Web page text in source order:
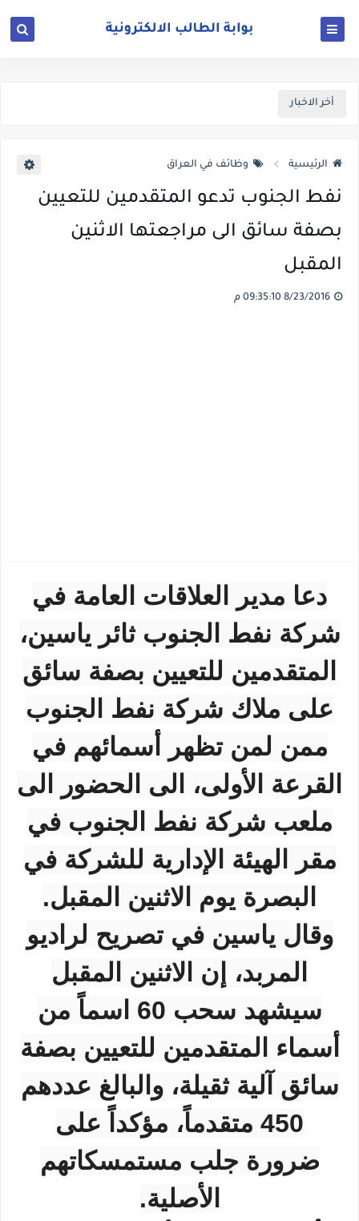
أخر الاخبار
الرئيسية وظائف في العراق
نفط الجنوب تدعو المتقدمين للتعيين
بصفة سائق الى مراجعتها الاثنين
المقبل
دعا مدير العلاقات العامة في
شركة نفط الجنوب ثائر ياسين،
المتقدمين للتعيين بصفة سائق
على ملاك شركة نفط الجنوب
ممن لمن تظهر أسمائهم في
القرعة الأولى، الى الحضور الى
ملعب شركة نفط الجنوب في
مقر الهيئة الإدارية للشركة في
البصرة يوم الاثنين المقبل.
وقال ياسين في تصريح لراديو
المربد، إن الاثنين المقبل
سيشهد سحب 60 اسماً من
أسماء المتقدمين للتعيين بصفة
سائق آلية ثقيلة، والبالغ عددهم
450 متقدماً، مؤكداً على
ضرورة جلب مستمسكاتهم
الأصلية.